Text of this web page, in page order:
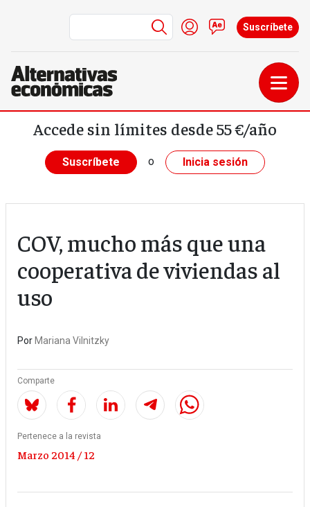
Pasar al contenido principal
Menú de cuenta de
Iniciar sesión
Contacto
Suscríbete
Accede sin límites desde 55 €/año
Suscríbete o Inicia sesión
COV, mucho más que una
cooperativa de viviendas al
uso
Por Mariana Vilnitzky
Comparte
Pertenece a la revista
Marzo 2014 / 12